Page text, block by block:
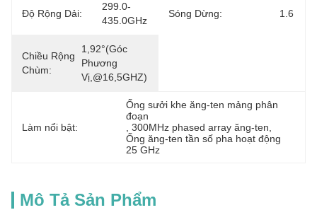
Độ Rộng Dải:
299.0-
435.0GHz
Sóng Dừng: 1.6
Chiều Rộng
Chùm:
1,92°(góc
Phương
Vị,@16,5GHZ)
Làm nổi bật:
Ống sưởi khe ăng-ten mảng phân
đoạn
, 300MHz phased array ăng-ten
Ống ăng-ten tần số pha hoạt động
25 GHz
Mô Tả Sản Phẩm